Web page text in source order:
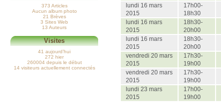
lundi 16 mars
2015
17h00-
18h30
lundi 16 mars
2015
18h30-
20h00
lundi 16 mars
2015
18h30-
20h00
vendredi 20 mars
2015
17h30-
19h00
vendredi 20 mars
2015
17h30-
19h00
lundi 23 mars
2015
17h00-
19h00
373 Articles
Aucun album photo
21 Brèves
3 Sites Web
13 Auteurs
Visites
41 aujourd’hui
272 hier
260004 depuis le début
14 visiteurs actuellement connectés